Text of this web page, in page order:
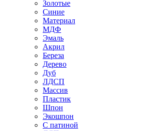
Золотые
Синие
Материал
МДФ
Эмаль
Акрил
Береза
Дерево
Дуб
ЛДСП
Массив
Пластик
Шпон
Экошпон
С патиной